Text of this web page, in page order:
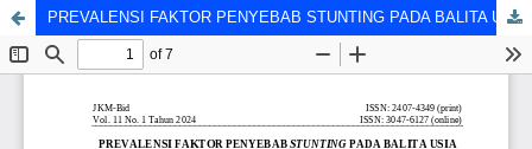
PREVALENSI FAKTOR PENYEBAB STUNTING PADA BALITA USIA 1-5 TAHUN DI WILAYAH KERJA PUSKESMAS MPUNDA TAHUN 2024